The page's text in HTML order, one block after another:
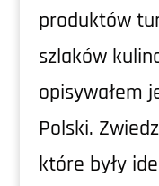
produktów
szlaków
opisywałem
Polski.
które były